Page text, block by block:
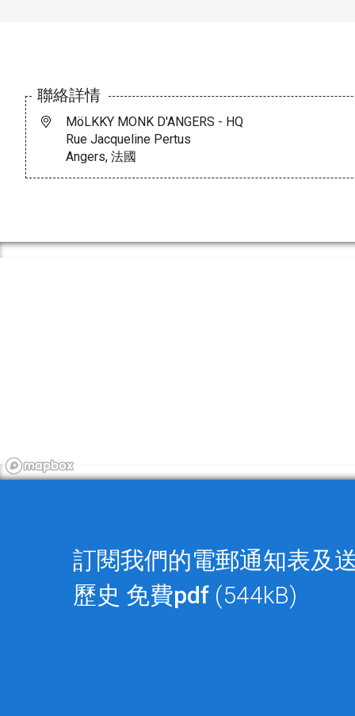
聯絡詳情
MöLKKY MONK D'ANGERS - HQ
Rue Jacqueline Pertus
Angers, 法國
訂閱我們的電郵通知表及
歷史 免費pdf (544kB)